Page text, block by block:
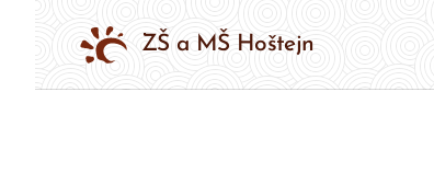
ZŠ a MŠ Hoštejn